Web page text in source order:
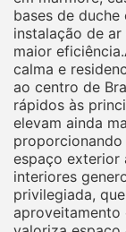
bases de
instalação de
maior
calma e
ao centro de
rápidos às
elevam ainda
proporcionando
espaço exterior
interiores
privilegiada,
aproveitamento